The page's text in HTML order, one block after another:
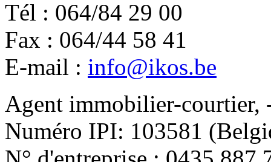
Tél : 064/84 29 00
Fax : 064/44 58 41
E-mail : info@ikos.be
Agent immobilier-courtier,
Numéro IPI: 103581